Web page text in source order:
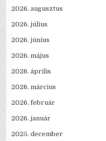
2026. augusztus
2026. július
2026. június
2026. május
2026. április
2026. március
2026. február
2026. január
2025. december